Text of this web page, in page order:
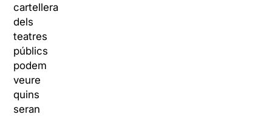
cartellera
dels
teatres
públics
podem
veure
quins
seran